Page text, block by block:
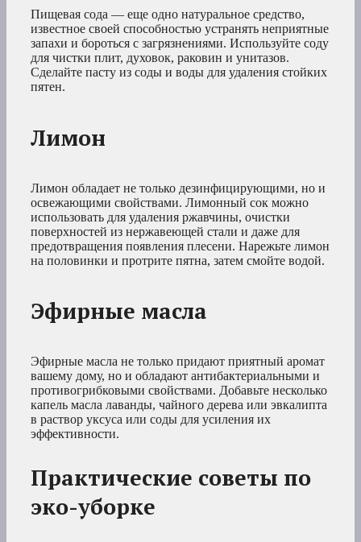
Пищевая сода — еще одно натуральное средство,
известное своей способностью устранять неприятные
запахи и бороться с загрязнениями. Используйте соду
для чистки плит, духовок, раковин и унитазов.
Сделайте пасту из соды и воды для удаления стойких
пятен.
Лимон
Лимон обладает не только дезинфицирующими, но и
освежающими свойствами. Лимонный сок можно
использовать для удаления ржавчины, очистки
поверхностей из нержавеющей стали и даже для
предотвращения появления плесени. Нарежьте лимон
на половинки и протрите пятна, затем смойте водой.
Эфирные масла
Эфирные масла не только придают приятный аромат
вашему дому, но и обладают антибактериальными и
противогрибковыми свойствами. Добавьте несколько
капель масла лаванды, чайного дерева или эвкалипта
в раствор уксуса или соды для усиления их
эффективности.
Практические советы по
эко-уборке